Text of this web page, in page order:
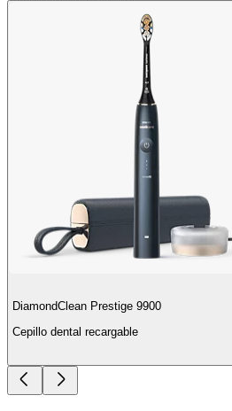
DiamondClean Prestige 9900
Cepillo dental recargable